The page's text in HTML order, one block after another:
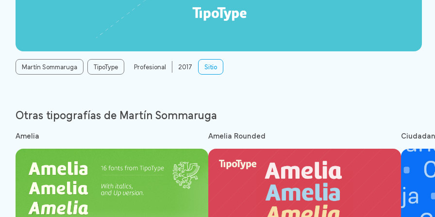
Profesional 2017 Sitio
Martín Sommaruga TipoType
Otras tipografías de Martín Sommaruga
Amelia Amelia Rounded